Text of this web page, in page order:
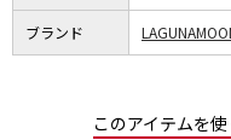
ブランド
このアイテムを